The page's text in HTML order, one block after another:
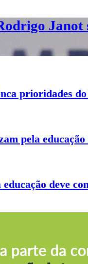
Janot
prioridades
pela
deve